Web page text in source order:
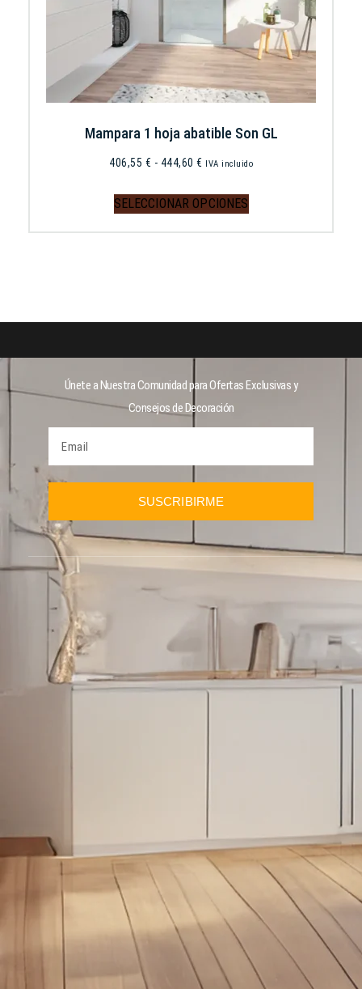
Mampara 1 hoja abatible Son GL
406,55 € - 444,60 € IVA incluido
SELECCIONAR OPCIONES
Únete a Nuestra Comunidad para Ofertas Exclusivas y
Consejos de Decoración
SUSCRIBIRME